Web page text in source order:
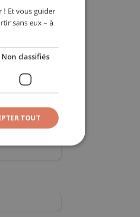
FRENCH
ENGLISH
GERMAN
! Et vous guider
sans eux – à
Non classifiés
TOUT